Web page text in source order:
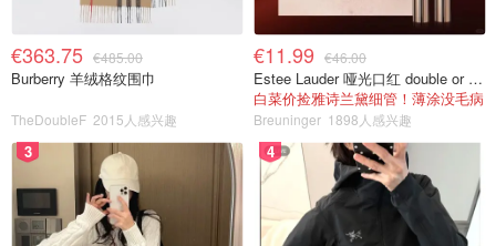
€363.75 €485.00
Burberry 羊绒格纹围巾
TheDoubleF 2015人感兴趣
€11.99 €46.00
Estee Lauder 哑光口红 double or nothing色号
白菜价捡雅诗兰黛细管！薄涂没毛病
Breuninger 1898人感兴趣
3 4